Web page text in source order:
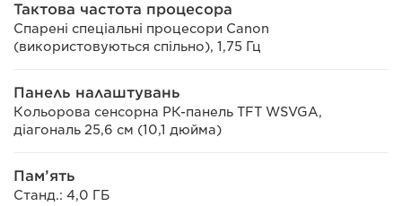
Тактова частота процесора
Спарені спеціальні процесори Canon
(використовуються спільно), 1,75 Гц
Панель налаштувань
Кольорова сенсорна РК-панель TFT WSVGA,
діагональ 25,6 см (10,1 дюйма)
Пам’ять
Станд.: 4,0 ГБ